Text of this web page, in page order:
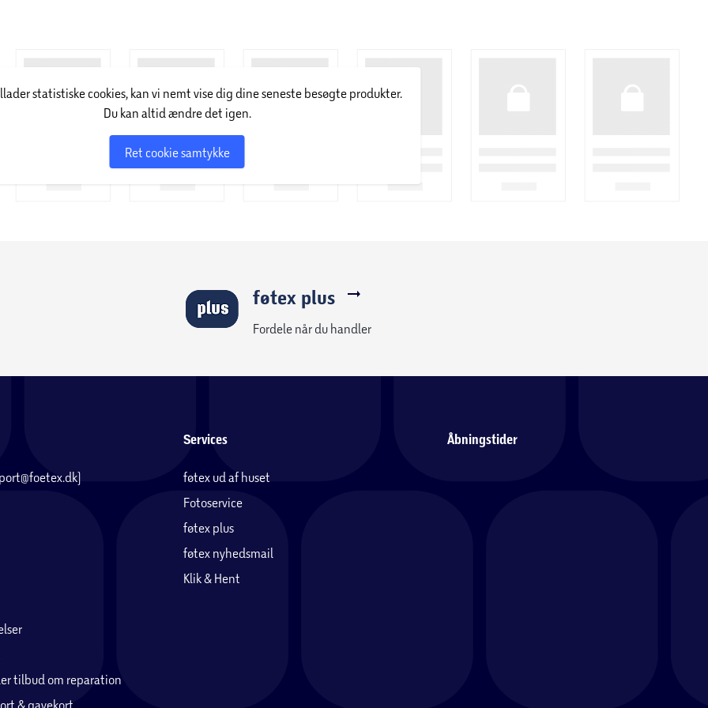
der er polstret med Bonell-fjederkerne og
støtte for at skabe en bedre søvnoplevelse.
hertil.
statistiske cookies, kan vi nemt vise dig dine seneste besøgte produkter.
Du kan altid ændre det igen.
Ret cookie samtykke
føtex plus
Fordele når du handler
tilbud om reparation
& gavekort
Services
føtex ud af huset
Fotoservice
føtex plus
føtex nyhedsmail
Klik & Hent
Åbningstider